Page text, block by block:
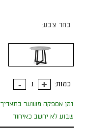
בחר צבע:
כמות:
זמן אספקה משוער בתאריך 17/08/2026
שבוע לא יחשב כאיחור